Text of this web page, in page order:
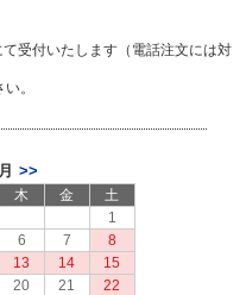
受付いたします（電話注文には対
。
>>
木 金
土
1
6 7
8
13 14
15
20 21
22